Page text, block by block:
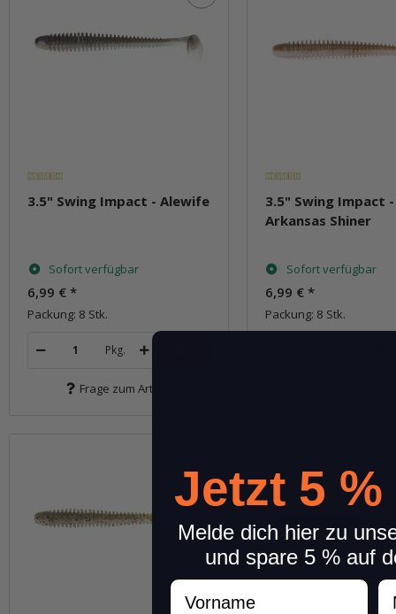
3.5" Swing Impact - Alewife
Sofort verfügbar
6,99 € *
Packung: 8 Stk.
Pkg.
Frage zum Artikel
3.5" Swing Impact -
Arkansas Shiner
Sofort verfügbar
6,99 € *
Packung: 8 Stk.
Jetzt 5
Melde dich hier zu
und spare 5 % auf
Vorname